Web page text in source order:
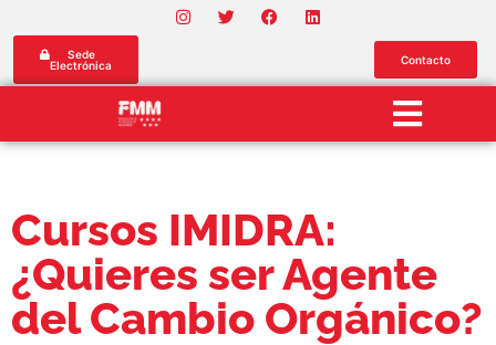
Sede
Electrónica
Contacto
Cursos IMIDRA:
¿Quieres ser Agente
del Cambio Orgánico?